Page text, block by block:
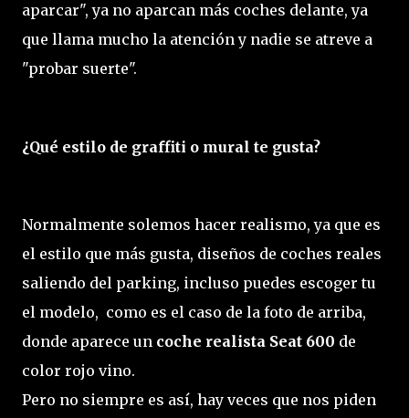
aparcar", ya no aparcan más coches delante, ya
que llama mucho la atención y nadie se atreve a
"probar suerte".
¿Qué estilo de graffiti o mural te gusta?
Normalmente solemos hacer realismo, ya que es
el estilo que más gusta, diseños de coches reales
saliendo del parking, incluso puedes escoger tu
el modelo, como es el caso de la foto de arriba,
donde aparece un coche realista Seat 600 de
color rojo vino.
Pero no siempre es así, hay veces que nos piden